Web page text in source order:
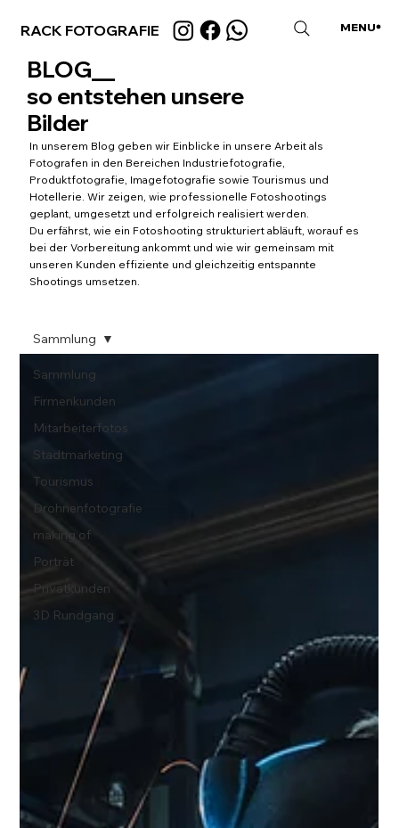
RACK FOTOGRAFIE MENU
BLOG__
so entstehen unsere
Bilder
In unserem Blog geben wir Einblicke in unsere Arbeit als
Fotografen in den Bereichen Industriefotografie,
Produktfotografie, Imagefotografie sowie Tourismus und
Hotellerie. Wir zeigen, wie professionelle Fotoshootings
geplant, umgesetzt und erfolgreich realisiert werden.
Du erfährst, wie ein Fotoshooting strukturiert abläuft, worauf es
bei der Vorbereitung ankommt und wie wir gemeinsam mit
unseren Kunden effiziente und gleichzeitig entspannte
Shootings umsetzen.
Sammlung
Firmenkunden
Mitarbeiterfotos
Stadtmarketing
Tourismus
Drohnenfotografie
making of
Porträt
Privatkunden
3D Rundgang
Sammlung